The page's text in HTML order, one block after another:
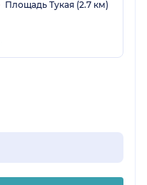
Площадь Тукая (2.7 км)